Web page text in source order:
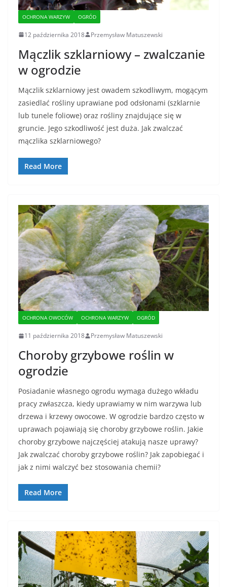
OCHRONA WARZYW OGRÓD
12 października 2018 Przemysław Matuszewski
Mączlik szklarniowy – zwalczanie
w ogrodzie
Mączlik szklarniowy jest owadem szkodliwym, mogącym
zasiedlać rośliny uprawiane pod odsłonami (szklarnie
lub tunele foliowe) oraz rośliny znajdujące się w
gruncie. Jego szkodliwość jest duża. Jak zwalczać
mączlika szklarniowego?
Read More
OCHRONA OWOCÓW OCHRONA WARZYW OGRÓD
11 października 2018 Przemysław Matuszewski
Choroby grzybowe roślin w
ogrodzie
Posiadanie własnego ogrodu wymaga dużego wkładu
pracy zwłaszcza, kiedy uprawiamy w nim warzywa lub
drzewa i krzewy owocowe. W ogrodzie bardzo często w
uprawach pojawiają się choroby grzybowe roślin. Jakie
choroby grzybowe najczęściej atakują nasze uprawy?
Jak zwalczać choroby grzybowe roślin? Jak zapobiegać i
jak z nimi walczyć bez stosowania chemii?
Read More